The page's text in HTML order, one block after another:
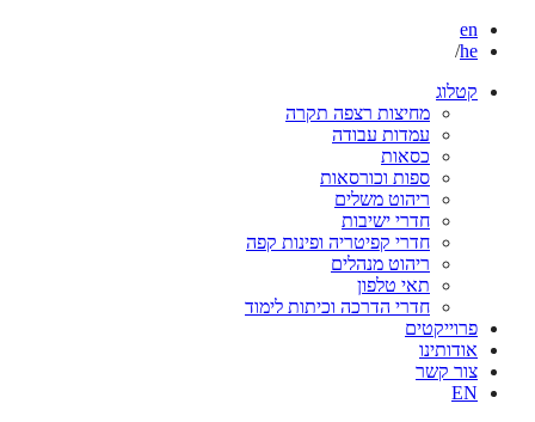
en
he
/
קטלוג
מחיצות רצפה תקרה
עמדות עבודה
כסאות
ספות וכורסאות
ריהוט משלים
חדרי ישיבות
חדרי קפיטריה ופינות קפה
ריהוט מנהלים
תאי טלפון
חדרי הדרכה וכיתות לימוד
פרוייקטים
אודותינו
צור קשר
EN